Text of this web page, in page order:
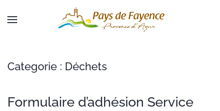
Skip to main content
Categorie : Déchets
Formulaire d’adhésion Service